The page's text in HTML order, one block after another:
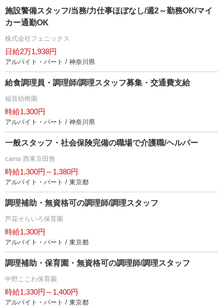
施設警備スタッフ/当務/力仕事ほぼなし/週2～勤務OK/マイ
カー通勤OK
株式会社フェニックス
日給2万1,938円
アルバイト・パート / 神奈川県
給食調理員・調理師/調理スタッフ募集・交通費支給
福音幼稚園
時給1,300円
アルバイト・パート / 神奈川県
一般スタッフ・社会保険完備の職場で介護職/ヘルパー
carna 西東京田無
時給1,300円～1,380円
アルバイト・パート / 東京都
調理補助・無資格可の調理師/調理スタッフ
芦花そらいろ保育園
時給1,300円
アルバイト・パート / 東京都
調理補助・保育園・無資格可の調理師/調理スタッフ
中野ここわ保育園
時給1,330円～1,400円
アルバイト・パート / 東京都